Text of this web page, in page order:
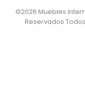
©2026 Muebles
Reservados